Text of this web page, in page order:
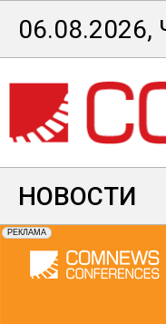
Перейти
к
основному
содержанию
06.08.2026,
НОВОСТИ